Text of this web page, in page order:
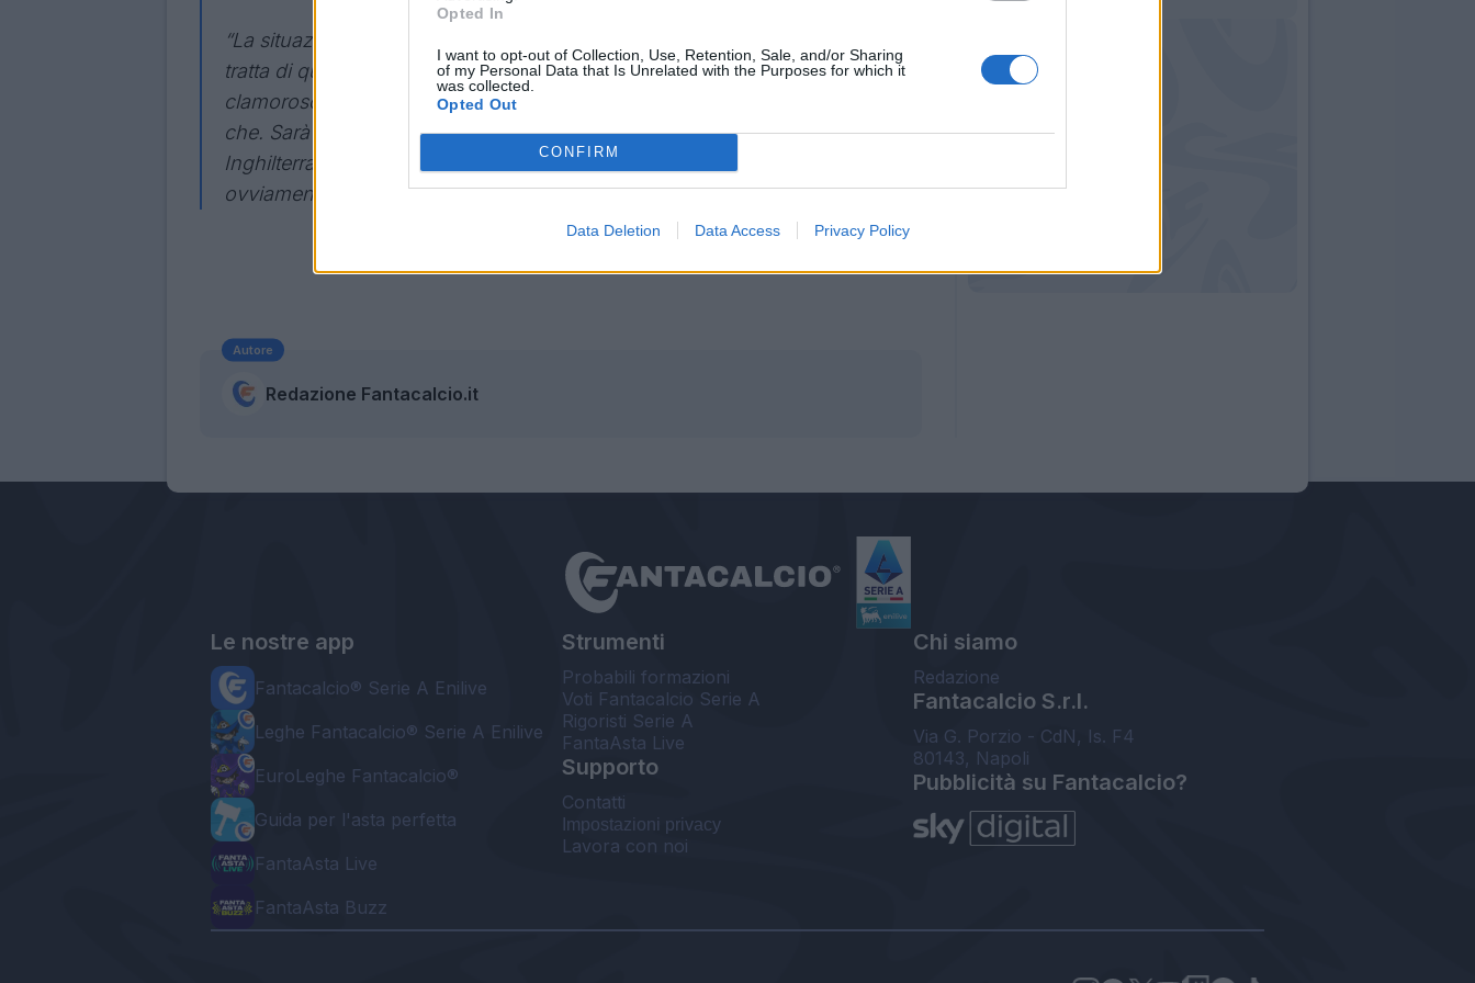
Opted In
I want to opt-out of Collection, Use, Retention, Sale, and/or Sharing
of my Personal Data that Is Unrelated with the Purposes for which it
was collected.
Opted Out
CONFIRM
Data Deletion Data Access Privacy Policy
“La situazione è che abbiamo avuto un po’ di influenza. Probabilmente si
tratta di qualche malanno da aria condizionata per alcuni, ma niente di
clamoroso. Inghilterra? Ho parlato un po’ con alcuni di loro, ma niente di
che. Sarà una bella partita. Non vedono l’ora tutti. Molti di noi giocano in
Inghilterra e li conoscono bene. Ci presentiamo con molta fiducia,
ovviamente”.
Autore
Redazione Fantacalcio.it
Le nostre app
Fantacalcio® Serie A Enilive
Leghe Fantacalcio® Serie A Enilive
EuroLeghe Fantacalcio®
Guida per l'asta perfetta
FantaAsta Live
FantaAsta Buzz
Strumenti
Probabili formazioni
Voti Fantacalcio Serie A
Rigoristi Serie A
FantaAsta Live
Supporto
Contatti
Impostazioni privacy
Lavora con noi
Chi siamo
Redazione
Fantacalcio S.r.l.
Via G. Porzio - CdN, Is. F4
80143, Napoli
Pubblicità su Fantacalcio?